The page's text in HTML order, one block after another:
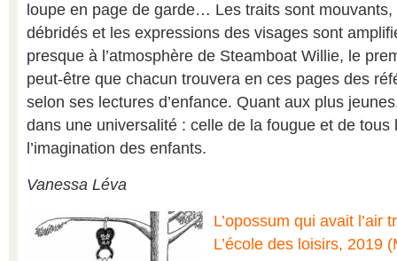
loupe en page de garde… Les traits sont
débridés et les expressions des visages sont
presque à l’atmosphère de Steamboat Willie, le
peut-être que chacun trouvera en ces pages des
selon ses lectures d’enfance. Quant aux plus
dans une universalité : celle de la fougue et de tous
l’imagination des enfants.
Vanessa Léva
L’opossum qui avait l’air
L’école des loisirs, 2019